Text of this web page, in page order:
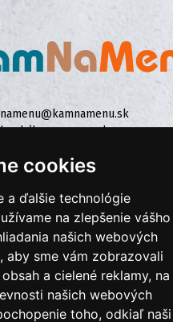
cookies
a ďalšie technológie
na zlepšenie vášho
našich webových
aby sme vám zobrazovali
a cielené reklamy, na
našich webových
toho, odkiaľ naši
kamnamenu.sk
SA DO ZÁKAZNÍCKEJ ZÓNY
obchodné podmienky